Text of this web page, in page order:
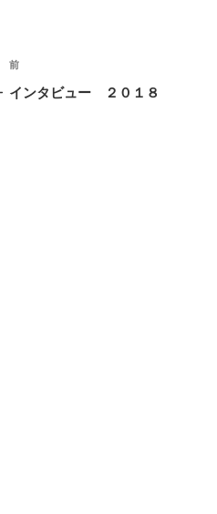
投
稿
過
去
前
インタビュー ２０１８